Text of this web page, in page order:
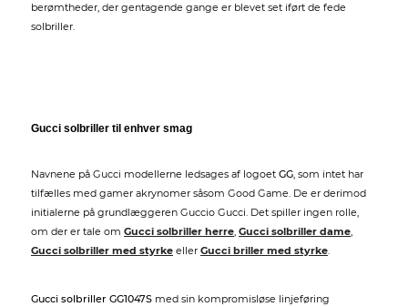
berømtheder, der gentagende gange er blevet set iført de fede
solbriller.
Gucci solbriller til enhver smag
Navnene på Gucci modellerne ledsages af logoet GG, som intet har
tilfælles med gamer akrynomer såsom Good Game. De er derimod
initialerne på grundlæggeren Guccio Gucci. Det spiller ingen rolle,
om der er tale om Gucci solbriller herre, Gucci solbriller dame,
Gucci solbriller med styrke eller Gucci briller med styrke.
Gucci solbriller GG1047S med sin kompromisløse linjeføring